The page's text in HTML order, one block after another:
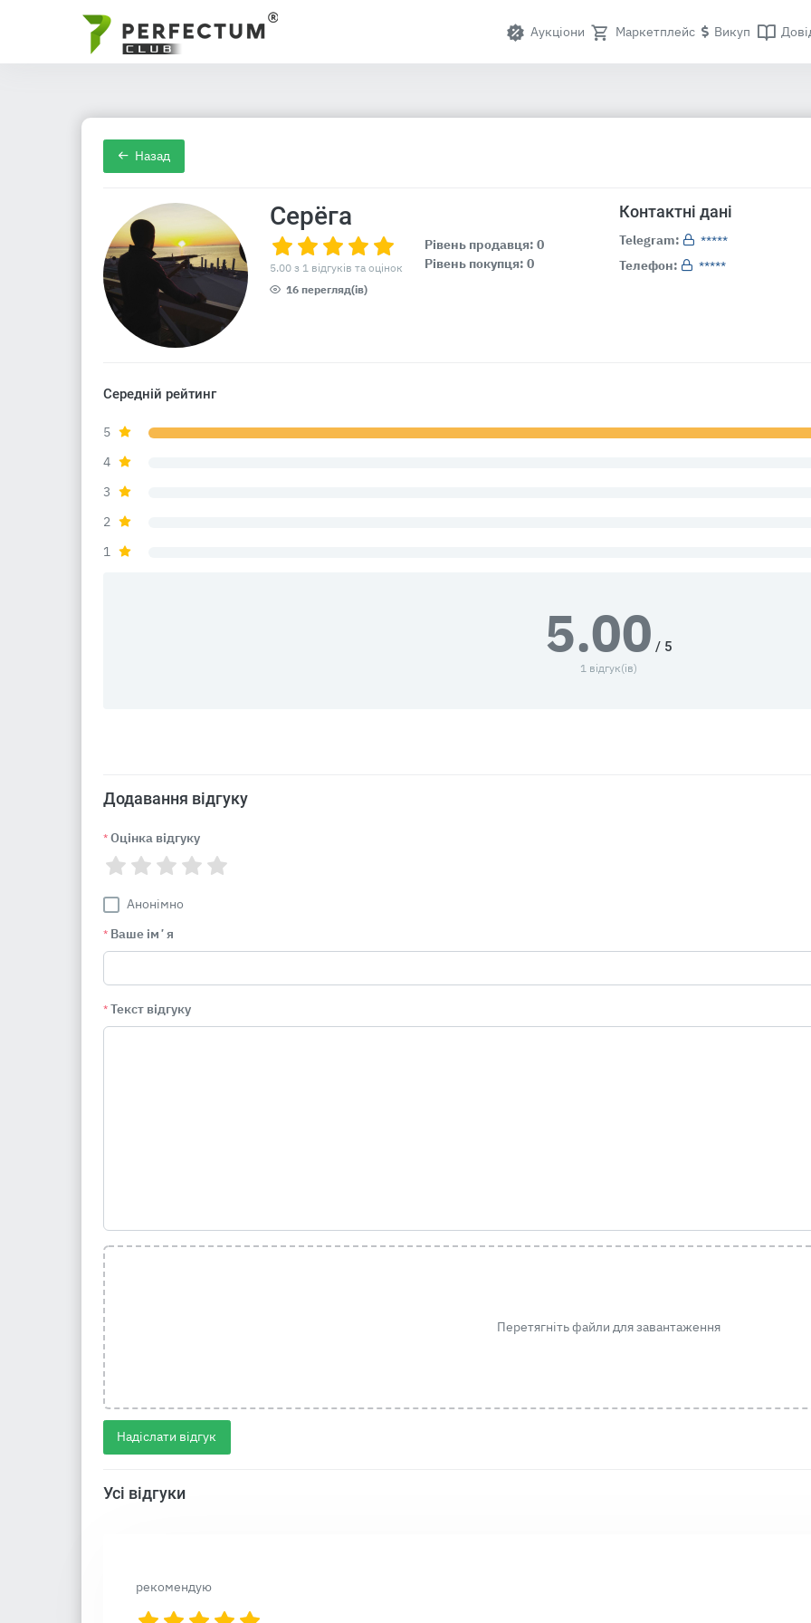
Аукціони Маркетплейс Викуп
Назад
Серёга
5.00 з 1 відгуків та оцінок
16 перегляд(ів)
Рівень продавця: 0
Рівень покупця: 0
Контактні дані
Telegram:
*****
Телефон:
*****
Середній рейтинг
5
4
3
2
1
5.00 / 5
1 відгук(ів)
Додавання відгуку
* Оцінка відгуку
Анонімно
* Ваше імʼя
* Текст відгуку
Перетягніть файли для завантаження
Надіслати відгук
Усі відгуки
рекомендую